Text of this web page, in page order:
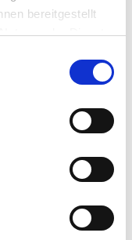
bereitgestellt
der Dienste